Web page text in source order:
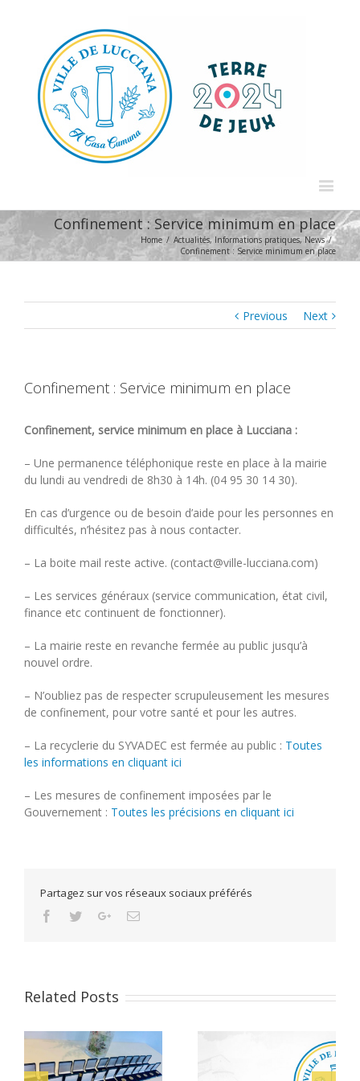
Confinement : Service minimum en place
Home / Actualités, Informations pratiques, News /
Confinement : Service minimum en place
Previous Next
Confinement : Service minimum en place
Confinement, service minimum en place à Lucciana :
– Une permanence téléphonique reste en place à la mairie
du lundi au vendredi de 8h30 à 14h. (04 95 30 14 30).
En cas d’urgence ou de besoin d’aide pour les personnes en
difficultés, n’hésitez pas à nous contacter.
– La boite mail reste active. (contact@ville-lucciana.com)
– Les services généraux (service communication, état civil,
finance etc continuent de fonctionner).
– La mairie reste en revanche fermée au public jusqu’à
nouvel ordre.
– N’oubliez pas de respecter scrupuleusement les mesures
de confinement, pour votre santé et pour les autres.
– La recyclerie du SYVADEC est fermée au public : Toutes
les informations en cliquant ici
– Les mesures de confinement imposées par le
Gouvernement : Toutes les précisions en cliquant ici
Partagez sur vos réseaux sociaux préférés
Facebook
TwitterGoogle+Email
Related Posts